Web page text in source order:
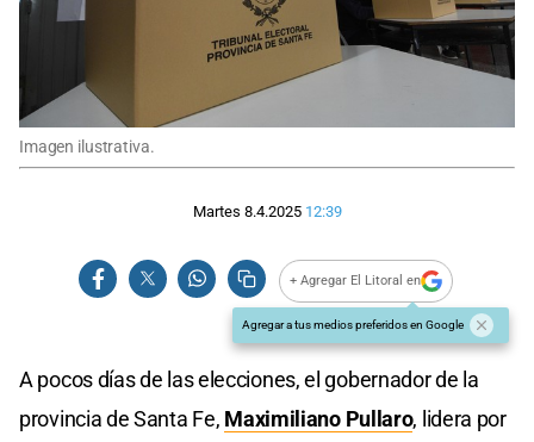
Imagen ilustrativa.
Martes 8.4.2025 12:39
+ Agregar El Litoral en
Agregar a tus medios preferidos en Google
A pocos días de las elecciones, el gobernador de la
provincia de Santa Fe, Maximiliano Pullaro, lidera por